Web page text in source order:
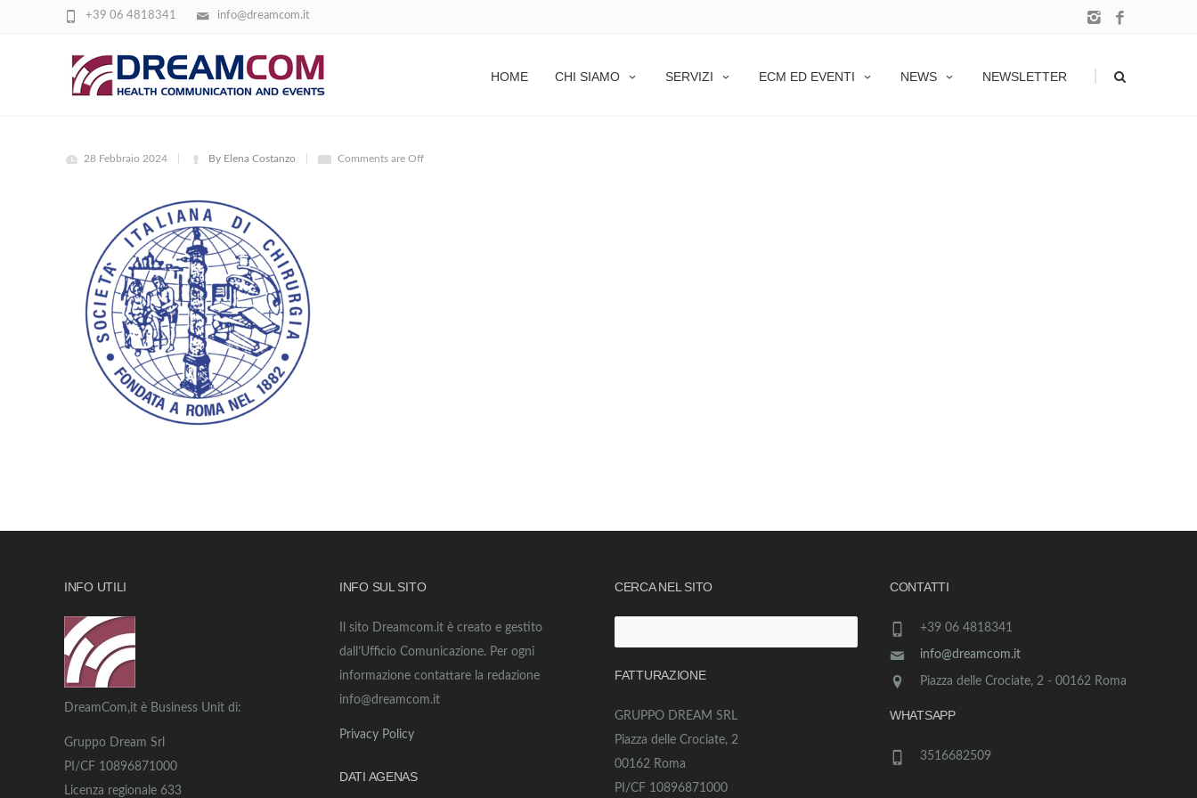
info@dreamcom.it
+39 06 4818341
HOME CHI SIAMO SERVIZI ECM ED EVENTI NEWS NEWSLETTER
SOCIETÀ ITALIANA DI CHIRURGIA
28 Febbraio 2024 By Elena Costanzo Comments are Off
INFO UTILI
DreamCom,it è Business Unit di:
Gruppo Dream Srl
PI/CF 10896871000
Licenza regionale 633
INFO SUL SITO
Il sito Dreamcom.it è creato e gestito
dall’Ufficio Comunicazione. Per ogni
informazione contattare la redazione
info@dreamcom.it
Privacy Policy
DATI AGENAS
CERCA NEL SITO
per:
FATTURAZIONE
GRUPPO DREAM SRL
Piazza delle Crociate, 2
00162 Roma
PI/CF 10896871000
CONTATTI
+39 06 4818341
info@dreamcom.it
Piazza delle Crociate, 2 - 00162 Roma
WHATSAPP
3516682509